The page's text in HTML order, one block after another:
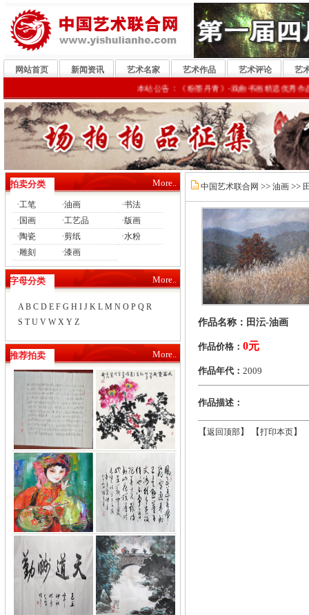
网站首页 新闻资讯 艺术名家 艺术作品 艺术评论
艺
本站公告：《粉墨丹青》-戏曲书画精选优秀作
拍卖分类 More..
·工笔 ·油画 ·书法
· 国画 ·工艺品 ·版画
·陶瓷 ·剪纸 ·水粉
·雕刻 ·漆画
字母分类 More..
A B C D E F G H I J K L M N O P Q R
S T U V W X Y Z
推荐拍卖 More..
中国艺术联合网 >> 油画>>
作品名称：田沄-油画
作品价格： 0元
作品年代： 2009
作品描述：
【返回顶部】 【打印本页】